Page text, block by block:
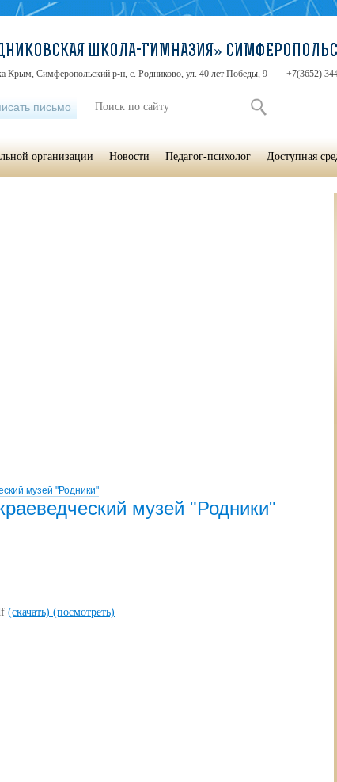
музей "Родники"
музей "Родники"
(скачать) (посмотреть)
ШКОЛА-ГИМНАЗИЯ»
Крым, Симферопольский р-н, с. Родниково, ул. 40 лет Победы, 9 +7(3652)
письмо
организации Новости Педагог-психолог Доступная